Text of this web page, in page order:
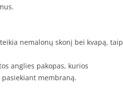
nemalonų skonį bei kvapą, taip
anglies pakopas, kurios
membraną.